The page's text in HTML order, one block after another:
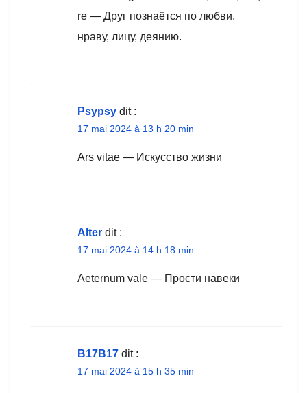
re — Друг познаётся по любви,
нраву, лицу, деянию.
Psypsy dit :
17 mai 2024 à 13 h 20 min
Ars vitae — Искусство жизни
Alter dit :
17 mai 2024 à 14 h 18 min
Aeternum vale — Прости навеки
B17B17 dit :
17 mai 2024 à 15 h 35 min